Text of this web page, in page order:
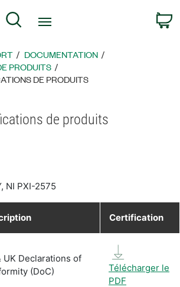
compte
Rechercher
DOCUMENTATION
PRODUITS
DE PRODUITS
de produits
NI PXI-2575
Certification
UK Declarations of
(DoC)
Télécharger le
PDF